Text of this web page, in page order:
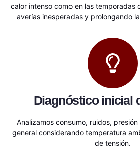
calor intenso como en las temporadas
averías inesperadas y prolongando
Diagnóstico inicial
Analizamos consumo, ruidos,
general considerando temperatura
de tensión.